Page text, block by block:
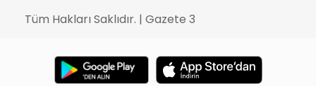
Tüm Hakları Saklıdır. | Gazete 3